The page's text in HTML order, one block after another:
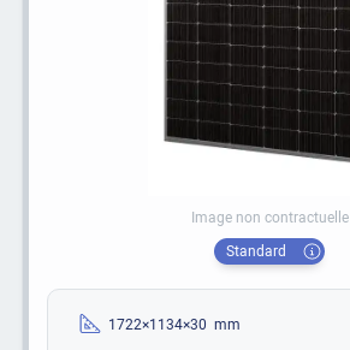
Image non contractuelle
Standard
1722×1134×30 mm